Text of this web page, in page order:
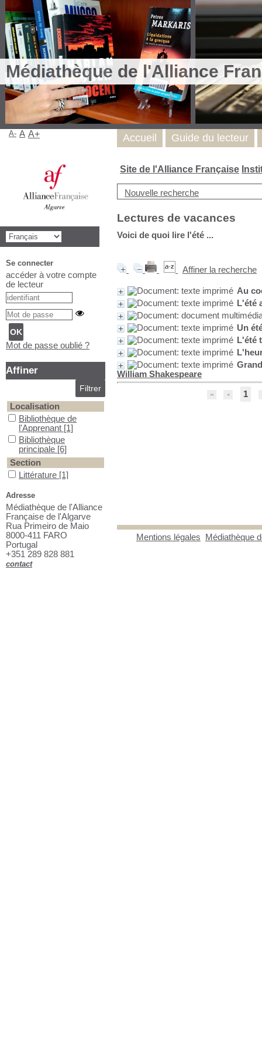
Médiathèque de l'Alliance
Site de l'Alliance Française
Nouvelle recherche
Lectures de vacances
Voici de quoi lire l'été ...
Affiner la recherche
Au
L'été
Un
L'été
William Shakespeare
1
Mentions légales Médiathèque
Accueil Guide du lecteur
A- A A+
Se connecter
accéder à votre compte
de lecteur
Mot de passe oublié ?
Affiner
Localisation
Bibliothèque de l'Apprenant
Bibliothèque de
l'Apprenant [1]
Bibliothèque principale
Bibliothèque
principale [6]
Section
Littérature
Littérature [1]
[1]
Romans contemporains
Romans
contemporains[1]
Romans policiers
Romans policiers[4]
Adresse
Médiathèque de l'Alliance
Française de l'Algarve
Rua Primeiro de Maio
8000-411 FARO
Portugal
+351 289 828 881
contact